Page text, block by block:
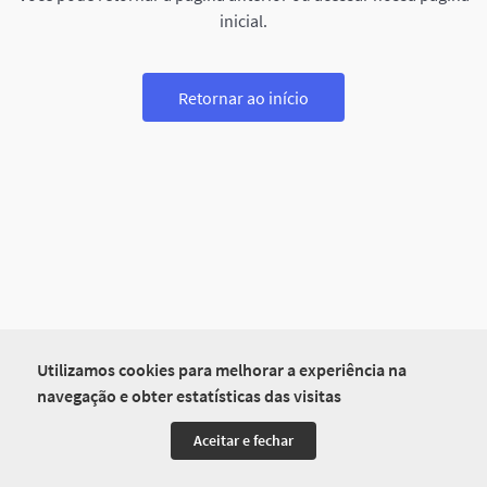
Utilizamos cookies para melhorar a experiência na
navegação e obter estatísticas das visitas
Aceitar e fechar
inicial.
Retornar ao início